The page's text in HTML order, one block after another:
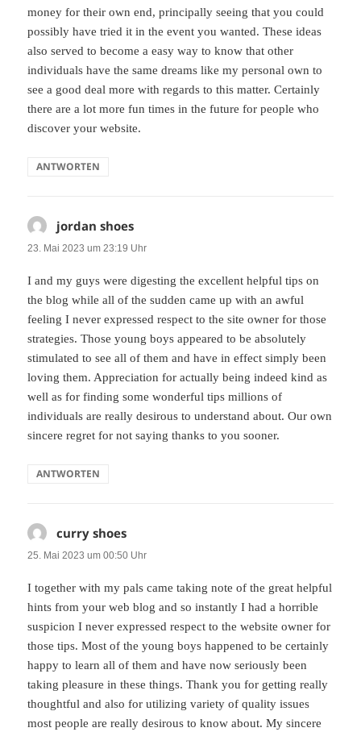
money for their own end, principally seeing that you could
possibly have tried it in the event you wanted. These ideas
also served to become a easy way to know that other
individuals have the same dreams like my personal own to
see a good deal more with regards to this matter. Certainly
there are a lot more fun times in the future for people who
discover your website.
ANTWORTEN
jordan shoes
23. Mai 2023 um 23:19 Uhr
I and my guys were digesting the excellent helpful tips on
the blog while all of the sudden came up with an awful
feeling I never expressed respect to the site owner for those
strategies. Those young boys appeared to be absolutely
stimulated to see all of them and have in effect simply been
loving them. Appreciation for actually being indeed kind as
well as for finding some wonderful tips millions of
individuals are really desirous to understand about. Our own
sincere regret for not saying thanks to you sooner.
ANTWORTEN
curry shoes
25. Mai 2023 um 00:50 Uhr
I together with my pals came taking note of the great helpful
hints from your web blog and so instantly I had a horrible
suspicion I never expressed respect to the website owner for
those tips. Most of the young boys happened to be certainly
happy to learn all of them and have now seriously been
taking pleasure in these things. Thank you for getting really
thoughtful and also for utilizing variety of quality issues
most people are really desirous to know about. My sincere